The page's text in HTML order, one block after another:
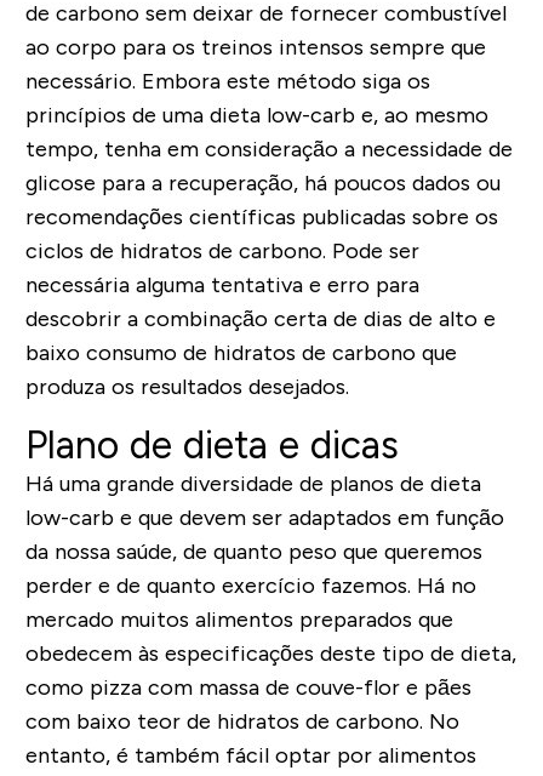
de carbono sem deixar de fornecer combustível
ao corpo para os treinos intensos sempre que
necessário. Embora este método siga os
princípios de uma dieta low-carb e, ao mesmo
tempo, tenha em consideração a necessidade de
glicose para a recuperação, há poucos dados ou
recomendações científicas publicadas sobre os
ciclos de hidratos de carbono. Pode ser
necessária alguma tentativa e erro para
descobrir a combinação certa de dias de alto e
baixo consumo de hidratos de carbono que
produza os resultados desejados.
Plano de dieta e dicas
Há uma grande diversidade de planos de dieta
low-carb e que devem ser adaptados em função
da nossa saúde, de quanto peso que queremos
perder e de quanto exercício fazemos. Há no
mercado muitos alimentos preparados que
obedecem às especificações deste tipo de dieta,
como pizza com massa de couve-flor e pães
com baixo teor de hidratos de carbono. No
entanto, é também fácil optar por alimentos